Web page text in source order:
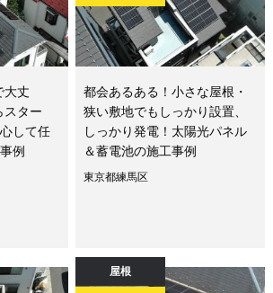
大丈
スター
して任
例
都会あるある！小さな屋根・
狭い敷地でもしっかり設置、
しっかり発電！太陽光パネル
＆蓄電池の施工事例
東京都練馬区
屋根